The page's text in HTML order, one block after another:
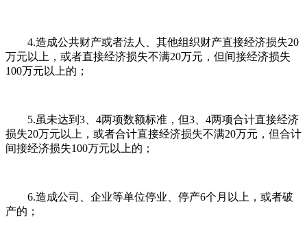
4.造成公共财产或者法人、其他组织财产直接经济损失20
万元以上，或者直接经济损失不满20万元，但间接经济损失
100万元以上的；
5.虽未达到3、4两项数额标准，但3、4两项合计直接经济
损失20万元以上，或者合计直接经济损失不满20万元，但合计
间接经济损失100万元以上的；
6.造成公司、企业等单位停业、停产6个月以上，或者破
产的；